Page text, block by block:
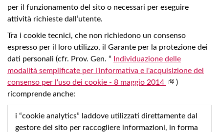
per il funzionamento del sito o necessari per eseguire
attività richieste dall’utente.
Tra i cookie tecnici, che non richiedono un consenso
espresso per il loro utilizzo, il Garante per la protezione dei
dati personali (cfr. Prov. Gen. “
Individuazione delle
modalità semplificate per l'informativa e l'acquisizione del
consenso per l'uso dei cookie - 8 maggio 2014
)
ricomprende anche:
i “cookie analytics” laddove utilizzati direttamente dal
gestore del sito per raccogliere informazioni, in forma